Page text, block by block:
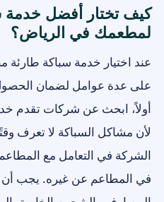
كيف تختار أفضل خدمة
لمطعمك في الرياض؟
عند اختيار خدمة سباكة طارئة
على عدة عوامل لضمان
لأن مشاكل السباكة لا تعرف
الشركة في التعامل مع
في المطاعم عن غيره. يجب أن